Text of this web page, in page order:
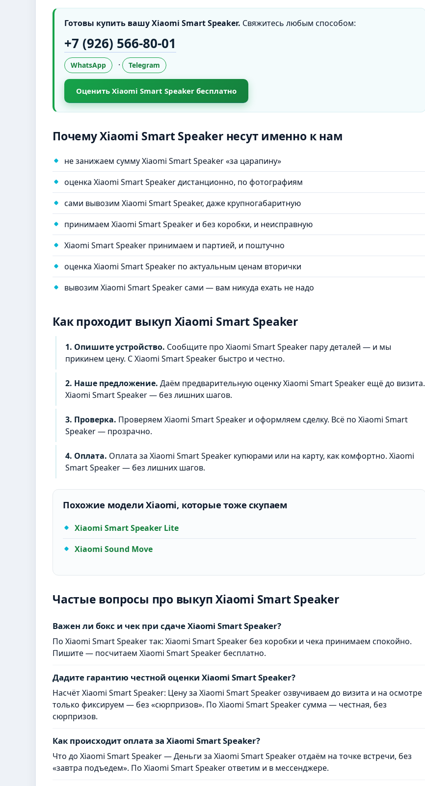
Готовы купить вашу Xiaomi Smart Speaker. Свяжитесь любым способом:
+7 (926) 566-80-01
WhatsApp · Telegram
Оценить Xiaomi Smart Speaker бесплатно
Почему Xiaomi Smart Speaker несут именно к нам
не занижаем сумму Xiaomi Smart Speaker «за царапину»
оценка Xiaomi Smart Speaker дистанционно, по фотографиям
сами вывозим Xiaomi Smart Speaker, даже крупногабаритную
принимаем Xiaomi Smart Speaker и без коробки, и неисправную
Xiaomi Smart Speaker принимаем и партией, и поштучно
оценка Xiaomi Smart Speaker по актуальным ценам вторички
вывозим Xiaomi Smart Speaker сами — вам никуда ехать не надо
Как проходит выкуп Xiaomi Smart Speaker
1. Опишите устройство. Сообщите про Xiaomi Smart Speaker пару деталей — и мы
прикинем цену. С Xiaomi Smart Speaker быстро и честно.
2. Наше предложение. Даём предварительную оценку Xiaomi Smart Speaker ещё до визита.
Xiaomi Smart Speaker — без лишних шагов.
3. Проверка. Проверяем Xiaomi Smart Speaker и оформляем сделку. Всё по Xiaomi Smart
Speaker — прозрачно.
4. Оплата. Оплата за Xiaomi Smart Speaker купюрами или на карту, как комфортно. Xiaomi
Smart Speaker — без лишних шагов.
Похожие модели Xiaomi, которые тоже скупаем
Xiaomi Smart Speaker Lite
Xiaomi Sound Move
Частые вопросы про выкуп Xiaomi Smart Speaker
Важен ли бокс и чек при сдаче Xiaomi Smart Speaker?
По Xiaomi Smart Speaker так: Xiaomi Smart Speaker без коробки и чека принимаем спокойно.
Пишите — посчитаем Xiaomi Smart Speaker бесплатно.
Дадите гарантию честной оценки Xiaomi Smart Speaker?
Насчёт Xiaomi Smart Speaker: Цену за Xiaomi Smart Speaker озвучиваем до визита и на осмотре
только фиксируем — без «сюрпризов». По Xiaomi Smart Speaker сумма — честная, без
сюрпризов.
Как происходит оплата за Xiaomi Smart Speaker?
Что до Xiaomi Smart Speaker — Деньги за Xiaomi Smart Speaker отдаём на точке встречи, без
«завтра подъедем». По Xiaomi Smart Speaker ответим и в мессенджере.